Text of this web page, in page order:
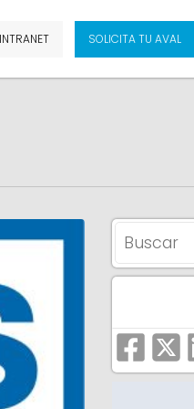
INTRANET SOLICITA TU AVAL